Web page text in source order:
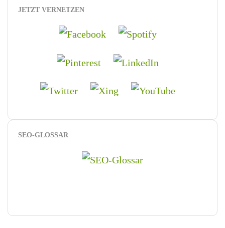
JETZT VERNETZEN
SEO-GLOSSAR